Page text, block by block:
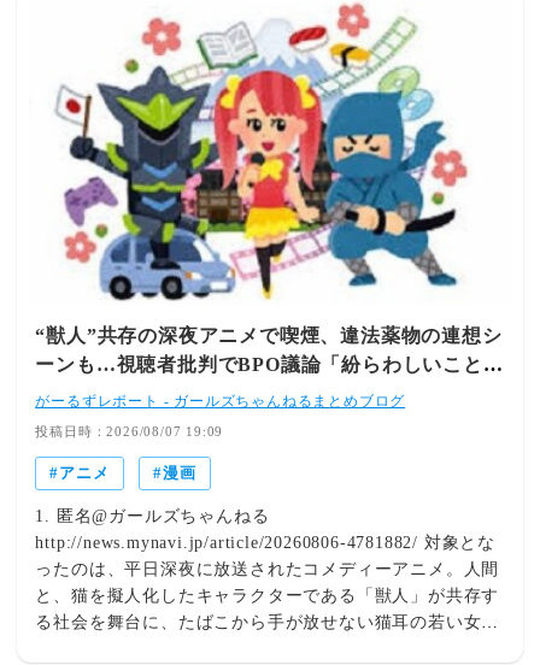
“獣人”共存の深夜アニメで喫煙、違法薬物の連想シ
ーンも…視聴者批判でBPO議論「紛らわしいことは
放送しないほうが」
がーるずレポート - ガールズちゃんねるまとめブログ
投稿日時：2026/08/07 19:09
アニメ 漫画
1. 匿名@ガールズちゃんねる
http://news.mynavi.jp/article/20260806-4781882/ 対象とな
ったのは、平日深夜に放送されたコメディーアニメ。人間
と、猫を擬人化したキャラクターである「獣人」が共存す
る社会を舞台に、たばこから手が放せない猫耳の若い女性